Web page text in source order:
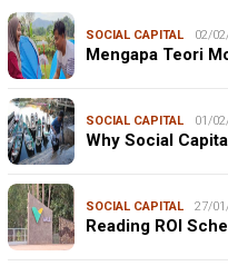
SOCIAL CAPITAL 02/
Mengapa Teori
SOCIAL CAPITAL 01/
Why Social
SOCIAL CAPITAL 27/
Reading ROI